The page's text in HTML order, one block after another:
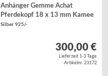
Anhänger Gemme Achat
Pferdekopf 18 x 13 mm Kamee
Silber 925/-
300,00 €
Lieferzeit 1-3 Tage
Artikelnr. 23172